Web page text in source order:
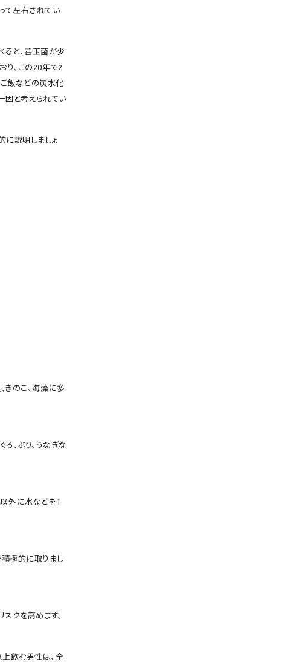
て左右されてい
ると、善玉菌が少
り、この20年で2
飯などの炭水化
因と考えられてい
に説明しましょ
きのこ、海藻に多
、ぶり、うなぎな
外に水などを1
極的に取りまし
クを高めます。
飲む男性は、全